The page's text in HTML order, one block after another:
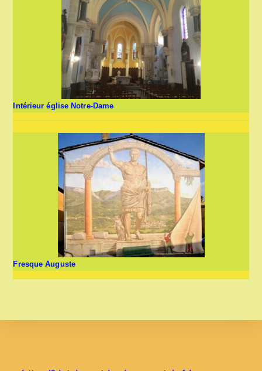
Intérieur église Notre-Dame
Fresque Auguste